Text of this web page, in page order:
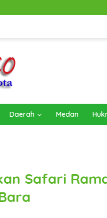
Serapan
Daerah Medan
Safari